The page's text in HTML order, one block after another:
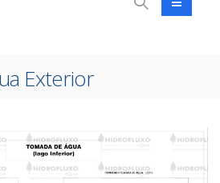
Exterior